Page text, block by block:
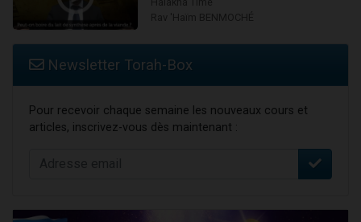
Newsletter Torah-Box
Pour recevoir chaque semaine les nouveaux cours et
articles, inscrivez-vous dès maintenant :